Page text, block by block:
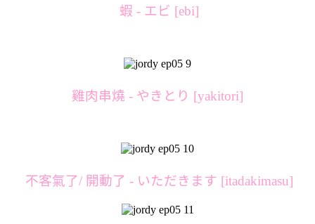
蝦 - エビ [ebi]
雞肉串燒 - やきとり [yakitori]
不客氣了/ 開動了 - いただきます [itadakimasu]